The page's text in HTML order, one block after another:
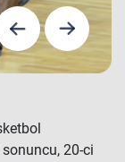
20-ci